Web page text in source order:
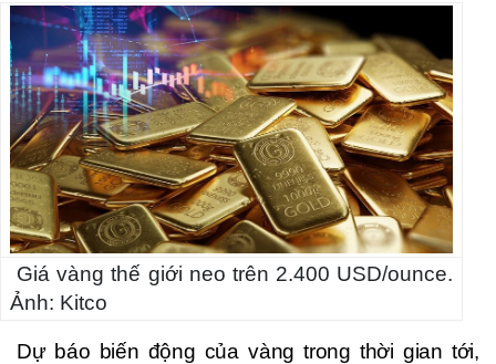
Giá vàng thế giới neo trên 2.400 USD/ounce.
Ảnh: Kitco
Dự báo biến động của vàng trong thời gian tới,